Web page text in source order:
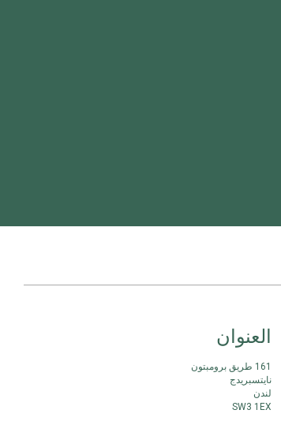
العنوان
161 طريق برومبتون
نايتسبريدج
لندن
SW3 1EX